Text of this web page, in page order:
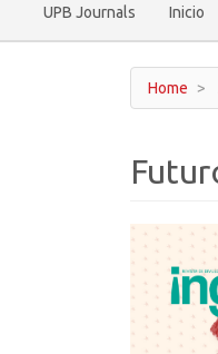
UPB Journals Inicio
Home
Article